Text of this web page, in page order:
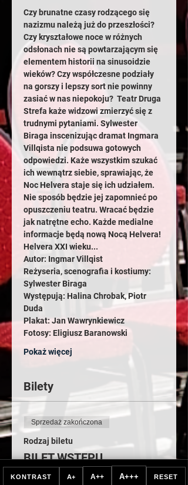
Czy brunatne czasy rodzącego się
nazizmu należą już do przeszłości?
Czy kryształowe noce w różnych
odsłonach nie są powtarzającym się
elementem historii na sinusoidzie
wieków? Czy współczesne podziały
na gorszy i lepszy sort nie powinny
zasiać w nas niepokoju?  Teatr Druga
Strefa każe widzowi zmierzyć się z
trudnymi pytaniami. Sylwester
Biraga inscenizując dramat Ingmara
Villqista nie podsuwa gotowych
odpowiedzi. Każe wszystkim szukać
ich wewnątrz siebie, sprawiając, że
Noc Helvera staje się ich udziałem.
Nie sposób będzie jej zapomnieć po
opuszczeniu teatru. Wracać będzie
jak natrętne echo. Każde medialne
informacje będą nową Nocą Helvera!
Helvera XXI wieku...
Autor: Ingmar Villqist
Reżyseria, scenografia i kostiumy:
Sylwester Biraga
Występują: Halina Chrobak, Piotr
Duda
Plakat: Jan Wawrynkiewicz
Fotosy: Eligiusz Baranowski
Pokaż więcej
Bilety
Sprzedaż zakończona
Rodzaj biletu
BILET WSTĘPU
Więcej informacji
KONTRAST A+ A++ A+++ RESET